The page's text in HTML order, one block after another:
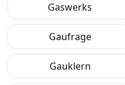
Gaswerks
Gaufrage
Gauklern